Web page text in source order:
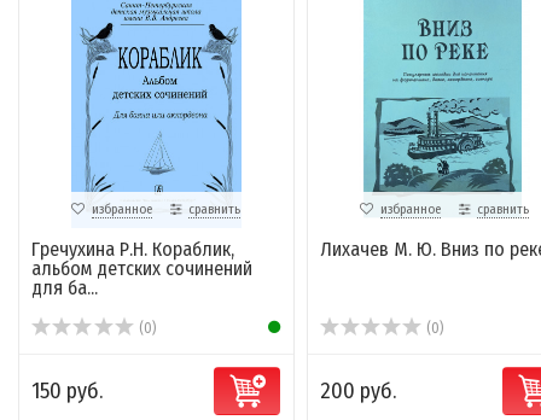
избранное сравнить
Гречухина Р.Н. Кораблик,
альбом детских сочинений
для ба...
(0)
150 руб.
избранное сравнить
Лихачев М. Ю. Вниз по
(0)
200 руб.